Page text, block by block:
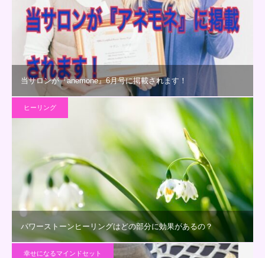
当サロンが『anemone』6月号に掲載されます！
ヒーリング
パワーストーンヒーリングはどの部分に効果があるの？
幸せになるマインドセット